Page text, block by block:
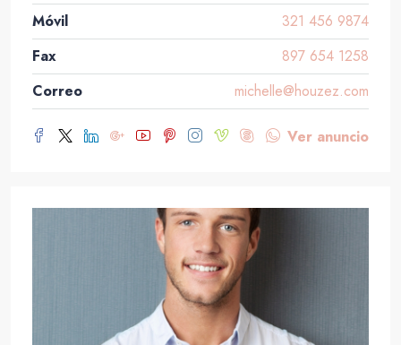
Móvil
321 456 9874
Fax
897 654 1258
Correo
michelle@houzez.com
Ver anuncio